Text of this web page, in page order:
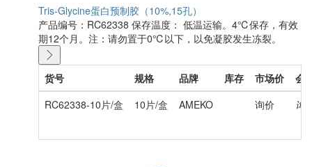
Tris-Glycine蛋白预制胶（10%,15孔）
产品编号：RC62338 保存温度： 低温运输。4℃保存，有效
期12个月。注：请勿置于0℃以下，以免凝胶发生冻裂。
货号 规格 品牌 库存 市场价
会
RC62338-10片/盒
10片/盒 AMEKO 询价 询